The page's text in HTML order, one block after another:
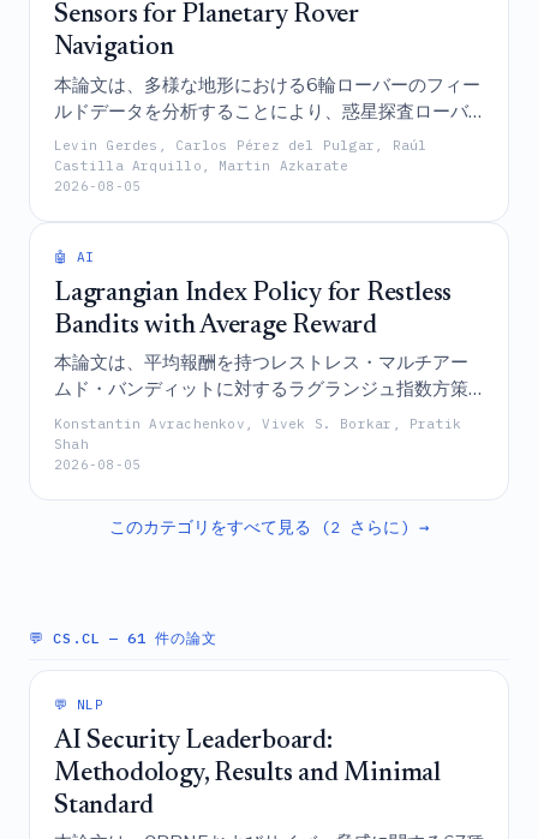
Sensors for Planetary Rover
Navigation
本論文は、多様な地形における6輪ローバーのフィー
ルドデータを分析することにより、惑星探査ローバ
ーのナビゲーションにおける力・トルクセンサの性
能と可能性を評価し、将来的なセンサ統合および制
御アルゴリズム設計の指針となる課題と機会を浮き
彫りにするものである。
Levin Gerdes, Carlos Pérez del Pulgar, Raúl
Castilla Arquillo, Martin Azkarate
2026-08-05
🤖 AI
Lagrangian Index Policy for Restless
Bandits with Average Reward
本論文は、平均報酬を持つレストレス・マルチアー
ムド・バンディットに対するラグランジュ指数方策
（LIP）を導入し、困難なケースにおいてウィトル指
数方策よりも優れたロバスト性を示すとともに、メ
モリ効率の高いモデルフリー強化学習アルゴリズム
を提案し、特定の応用事例に対する解析的な指数を
導出し、デ・フィネッティの定理を用いた漸近的最
Konstantin Avrachenkov, Vivek S. Borkar, Pratik
Shah
2026-08-05
このカテゴリをすべて見る (2 さらに) →
💬 CS.CL — 61 件の論文
💬 NLP
AI Security Leaderboard:
Methodology, Results and Minimal
Standard